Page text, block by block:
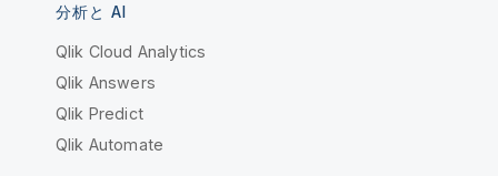
分析と AI
Qlik Cloud Analytics
Qlik Answers
Qlik Predict
Qlik Automate